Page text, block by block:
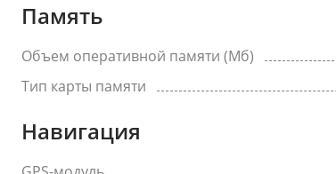
Память
Объем оперативной памяти (Мб)
Тип карты памяти
Навигация